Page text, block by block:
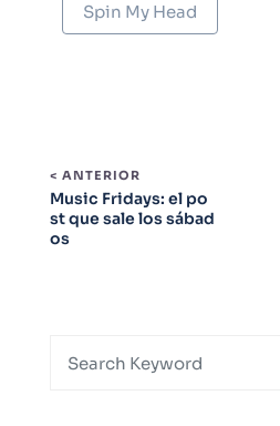
Spin My Head
< ANTERIOR
Music Fridays: el po
st que sale los sábad
os